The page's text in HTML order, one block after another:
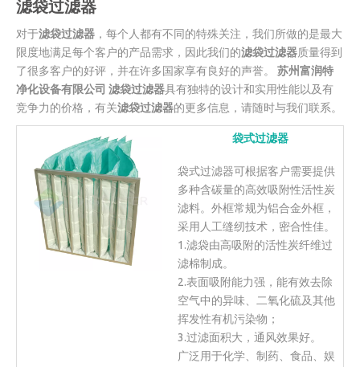
滤袋过滤器
对于滤袋过滤器 ，每个人都有不同的特殊关注，我们所做的是最大
限度地满足每个客户的产品需求，因此我们的滤袋过滤器质量得到
了很多客户的好评，并在许多国家享有良好的声誉。 苏州富润特
净化设备有限公司 滤袋过滤器具有独特的设计和实用性能以及有
竞争力的价格，有关滤袋过滤器的更多信息，请随时与我们联系。
袋式过滤器
袋式过滤器可根据客户需要提供
多种含碳量的高效吸附性活性炭
滤料。外框常规为铝合金外框，
采用人工缝纫技术，密合性佳。
1.滤袋由高吸附的活性炭纤维过
滤棉制成。
2.表面吸附能力强，能有效去除
空气中的异味、二氧化硫及其他
挥发性有机污染物；
3.过滤面积大，通风效果好。
广泛用于化学、制药、食品、娱